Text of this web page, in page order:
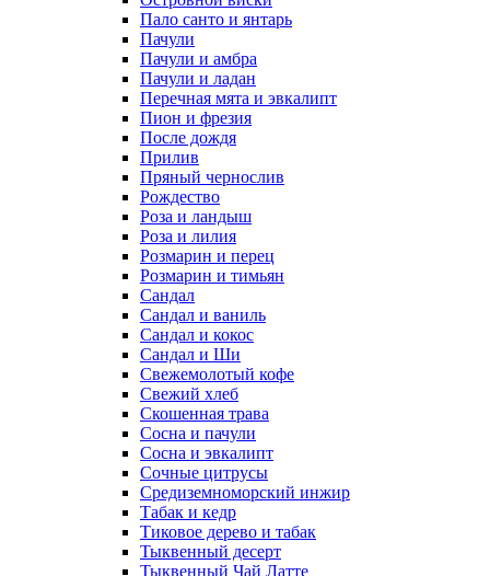
Пало санто и янтарь
Пачули
Пачули и амбра
Пачули и ладан
Перечная мята и эвкалипт
Пион и фрезия
После дождя
Прилив
Пряный чернослив
Рождество
Роза и ландыш
Роза и лилия
Розмарин и перец
Розмарин и тимьян
Сандал
Сандал и ваниль
Сандал и кокос
Сандал и Ши
Свежемолотый кофе
Свежий хлеб
Скошенная трава
Сосна и пачули
Сосна и эвкалипт
Сочные цитрусы
Средиземноморский инжир
Табак и кедр
Тиковое дерево и табак
Тыквенный десерт
Тыквенный Чай Латте